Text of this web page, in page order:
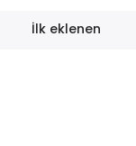
İlk eklenen